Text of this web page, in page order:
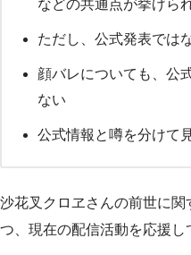
などの共通点が挙げら
ただし、公式発表では
顔バレについても、公
ない
公式情報と噂を分けて
沙花叉クロヱさんの前世に
つ、現在の配信活動を応援し